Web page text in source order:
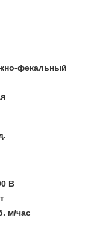
фекальный
В
м/час